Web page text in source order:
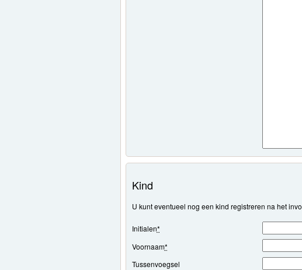
Kind
U kunt eventueel nog een kind registreren na het
Initialen*
Voornaam*
Tussenvoegsel